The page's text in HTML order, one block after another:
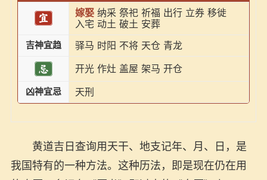
嫁娶 纳采 祭祀 祈福 出行 立券 移徙
入宅 动土 破土 安葬
吉神宜趋 驿马 时阳 不将 天仓 青龙
开光 作灶 盖屋 架马 开仓
凶神宜忌 天刑
黄道吉日查询用天干、地支记年、月、日，是
我国特有的一种方法。这种历法，即是现在仍在用